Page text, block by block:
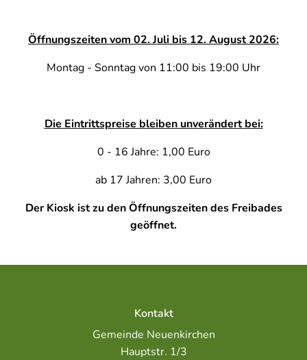
Öffnungszeiten vom 02. Juli bis 12. August 2026:
Montag - Sonntag von 11:00 bis 19:00 Uhr
Die Eintrittspreise bleiben unverändert bei:
0 - 16 Jahre: 1,00 Euro
ab 17 Jahren: 3,00 Euro
Der Kiosk ist zu den Öffnungszeiten des Freibades
geöffnet.
Kontakt
Gemeinde Neuenkirchen
Hauptstr. 1/3